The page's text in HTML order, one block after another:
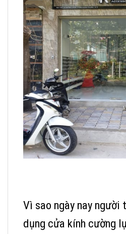
Vì sao ngày nay người
dụng cửa kính cường